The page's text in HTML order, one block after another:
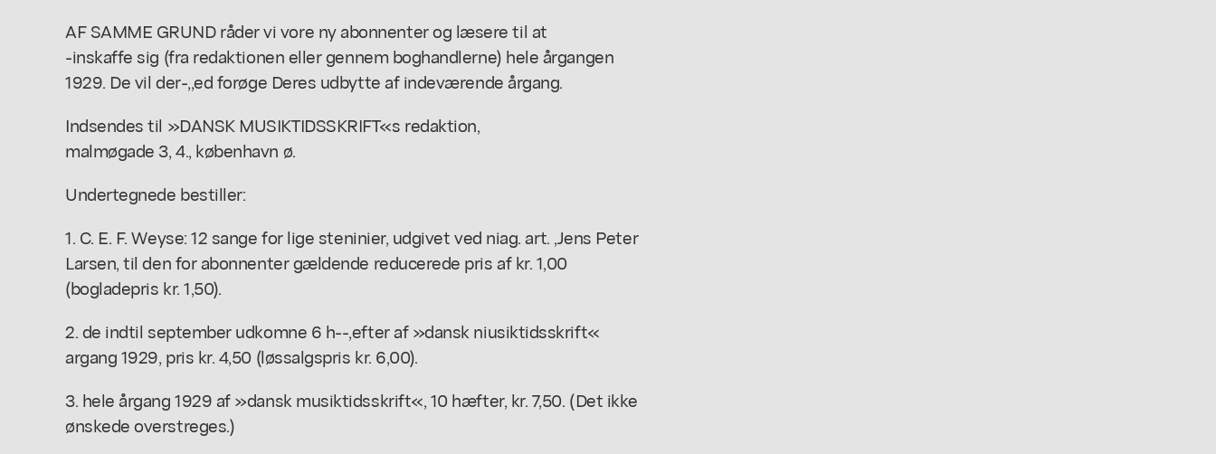
AF SAMME GRUND råder vi vore ny abonnenter og læsere til at
-inskaffe sig (fra redaktionen eller gennem boghandlerne) hele årgangen
1929. De vil der-,,ed forøge Deres udbytte af indeværende årgang.
Indsendes til »DANSK MUSIKTIDSSKRIFT«s redaktion,
malmøgade 3, 4., københavn ø.
Undertegnede bestiller:
1. C. E. F. Weyse: 12 sange for lige steninier, udgivet ved niag. art. ,Jens Peter
Larsen, til den for abonnenter gældende reducerede pris af kr. 1,00
(bogladepris kr. 1,50).
2. de indtil september udkomne 6 h--,efter af »dansk niusiktidsskrift«
argang 1929, pris kr. 4,50 (løssalgspris kr. 6,00).
3. hele årgang 1929 af »dansk musiktidsskrift«, 10 hæfter, kr. 7,50. (Det ikke
ønskede overstreges.)